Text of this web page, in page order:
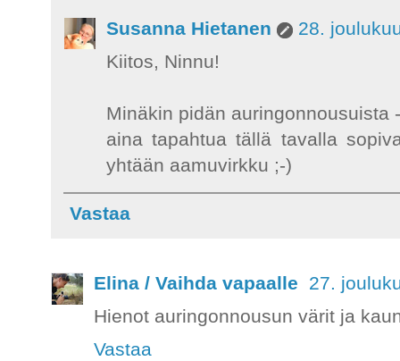
Susanna Hietanen
28.
Kiitos, Ninnu!
Minäkin pidän auringonnousuista
aina tapahtua tällä tavalla
yhtään aamuvirkku ;-)
Vastaa
Elina / Vaihda vapaalle
27.
Hienot auringonnousun värit ja
Vastaa